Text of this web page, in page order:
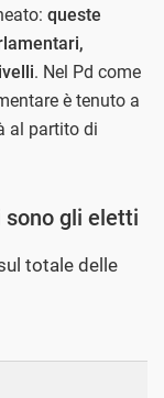
queste
. Nel Pd come
è tenuto a
al partito di
gli eletti
totale delle